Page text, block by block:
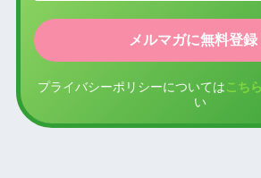
プライバシーポリシーについては こちら
い